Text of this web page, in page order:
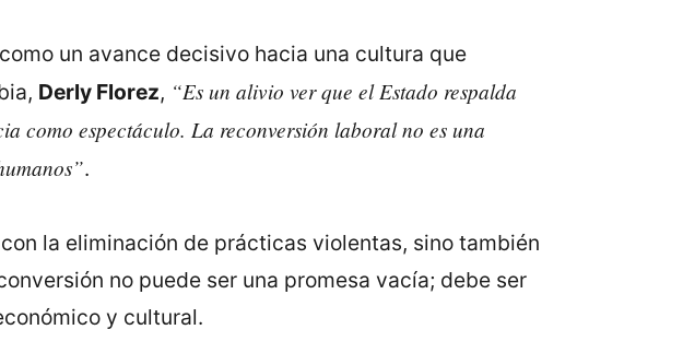
un avance decisivo hacia una cultura que
Derly Florez, “Es un alivio ver que el Estado respalda
como espectáculo. La reconversión laboral no es una
.
la eliminación de prácticas violentas, sino también
no puede ser una promesa vacía; debe ser
y cultural.